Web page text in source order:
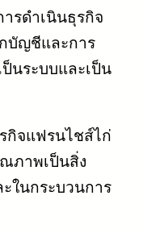
รดำเนินธุรกิจ
บัญชีและการ
ป็นระบบและเป็น
กิจแฟรนไชส์ไก่
ภาพเป็นสิ่ง
ในกระบวนการ